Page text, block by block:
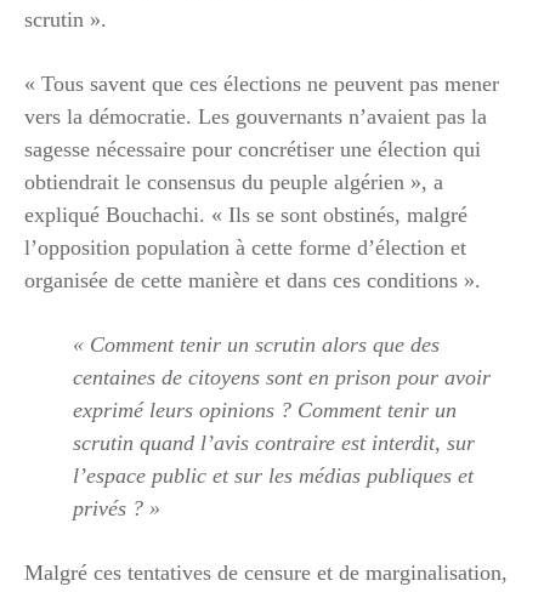
scrutin ».
« Tous savent que ces élections ne peuvent pas mener
vers la démocratie. Les gouvernants n’avaient pas la
sagesse nécessaire pour concrétiser une élection qui
obtiendrait le consensus du peuple algérien », a
expliqué Bouchachi. « Ils se sont obstinés, malgré
l’opposition population à cette forme d’élection et
organisée de cette manière et dans ces conditions ».
« Comment tenir un scrutin alors que des
centaines de citoyens sont en prison pour avoir
exprimé leurs opinions ? Comment tenir un
scrutin quand l’avis contraire est interdit, sur
l’espace public et sur les médias publiques et
privés ? »
Malgré ces tentatives de censure et de marginalisation,